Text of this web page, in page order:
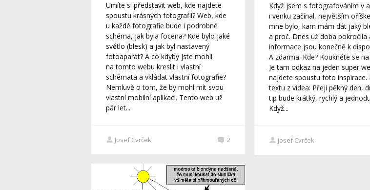
Umíte si představit web, kde najdete
spoustu krásných fotografií? Web, kde
u každé fotografie bude i podrobné
schéma, jak byla focena? Kde bylo jaké
světlo (blesk) a jak byl nastavený
fotoaparát? A co kdyby jste mohli
na tomto webu kreslit i vlastní
schémata a vkládat vlastní fotografie?
Nemluvě o tom, že by mohl mít svou
vlastní mobilní aplikaci. Tento web už
pár let...
Josef Cvrček 2
Když jsem s fotografováním v
i venku začínal, největším
mne bylo, kam mám dát jaký
a proč. Dnes už doba pokročila
informace jsou konečně k
A zdarma. Kde? Koukněte se
Je tam odkaz na jeden super
najdete spoustu foto inspirace.
textu z videa: Přeji pěkný den,
tip bude krátký, rychlý a
Když...
Josef Cvrček